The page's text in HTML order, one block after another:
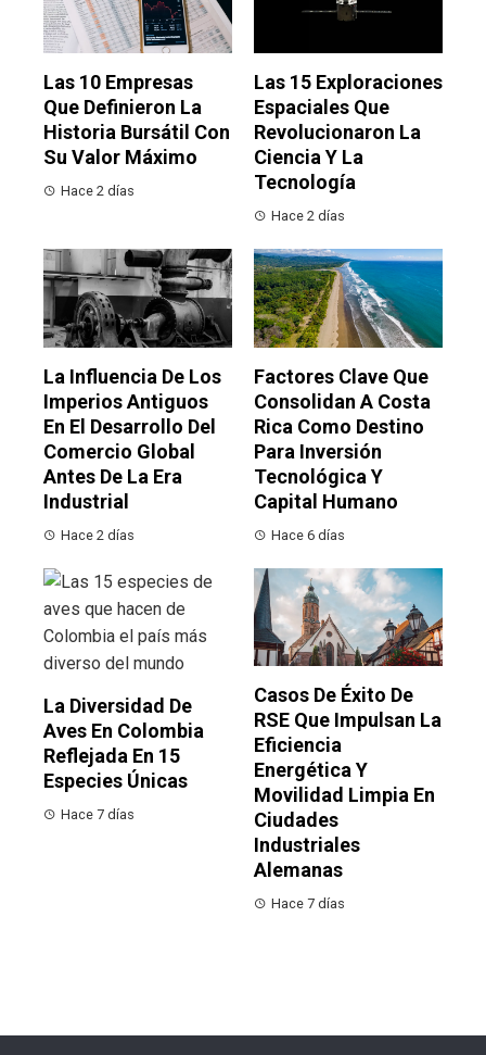
Las 10 Empresas
Que Definieron La
Historia Bursátil Con
Su Valor Máximo
Hace 2 días
Las 15 Exploraciones
Espaciales Que
Revolucionaron La
Ciencia Y La
Tecnología
Hace 2 días
La Influencia De Los
Imperios Antiguos
En El Desarrollo Del
Comercio Global
Antes De La Era
Industrial
Hace 2 días
Factores Clave Que
Consolidan A Costa
Rica Como Destino
Para Inversión
Tecnológica Y
Capital Humano
Hace 6 días
La Diversidad De
Aves En Colombia
Reflejada En 15
Especies Únicas
Hace 7 días
Casos De Éxito De
RSE Que Impulsan La
Eficiencia
Energética Y
Movilidad Limpia En
Ciudades
Industriales
Alemanas
Hace 7 días